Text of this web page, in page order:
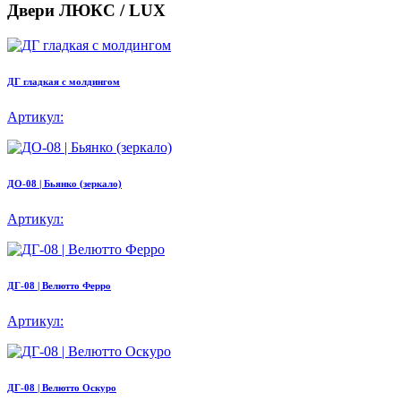
Двери ЛЮКС / LUX
ДГ гладкая с молдингом
Артикул:
ДО-08 | Бьянко (зеркало)
Артикул:
ДГ-08 | Велютто Ферро
Артикул:
ДГ-08 | Велютто Оскуро